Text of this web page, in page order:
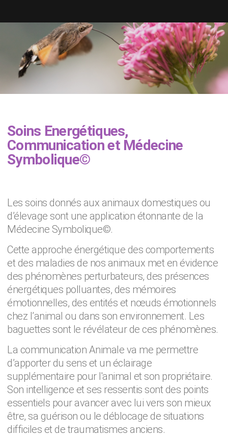
Soins Energétiques,
Communication et Médecine
Symbolique©
Les soins donnés aux animaux domestiques ou
d’élevage sont une application étonnante de la
Médecine Symbolique©.
Cette approche énergétique des comportements
et des maladies de nos animaux met en évidence
des phénomènes perturbateurs, des présences
énergétiques polluantes, des mémoires
émotionnelles, des entités et nœuds émotionnels
chez l’animal ou dans son environnement. Les
baguettes sont le révélateur de ces phénomènes.
La communication Animale va me permettre
d’apporter du sens et un éclairage
supplémentaire pour l'animal et son propriétaire.
Son intelligence et ses ressentis sont des points
essentiels pour avancer avec lui vers son mieux
être, sa guérison ou le déblocage de situations
difficiles et de traumatismes anciens.